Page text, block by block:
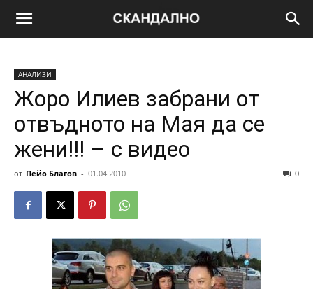
АНАЛИЗИ
Жоро Илиев забрани от
отвъдното на Мая да се
жени!!! – с видео
от Пейо Благов - 01.04.2010 0